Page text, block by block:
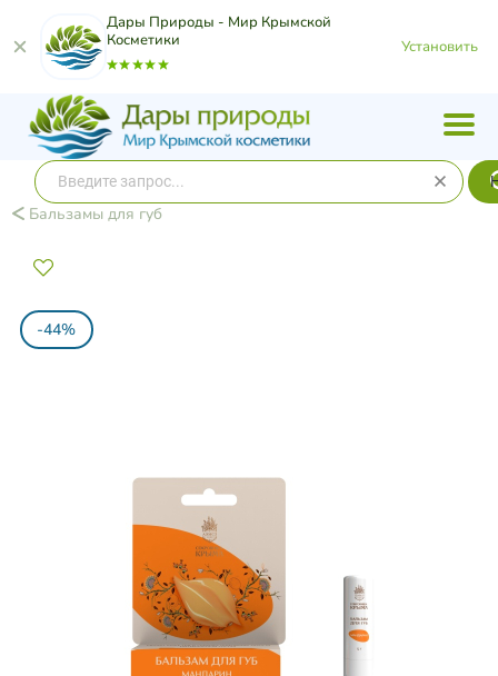
Дары Природы - Мир Крымской
Косметики
Установить
Бальзамы для губ
-44%